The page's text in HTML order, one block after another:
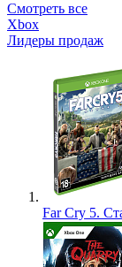
Смотреть все
Xbox
Лидеры продаж
Far Cry 5.